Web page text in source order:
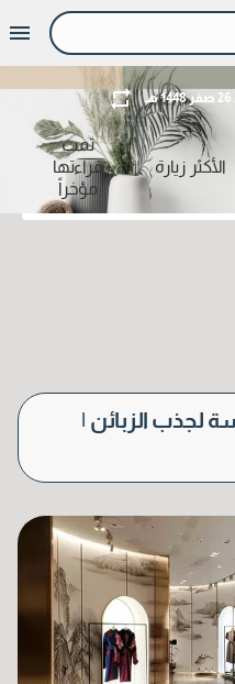
الأكثر زيارة
تمت
قراءتها
مؤخراً
لجذب الزبائن |